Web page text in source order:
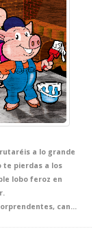
a lo grande
te pierdas a los
lobo feroz en